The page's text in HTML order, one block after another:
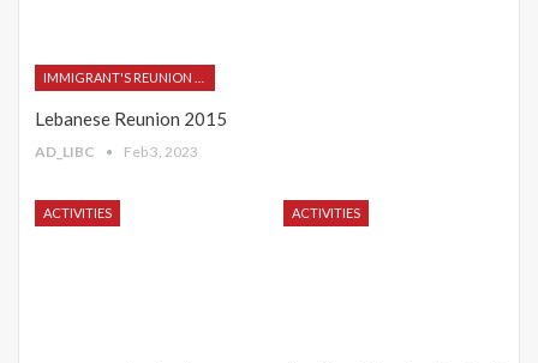
Lebanese Reunion 2015
AD_LIBC Feb 3, 2023
ACTIVITIES ACTIVITIES